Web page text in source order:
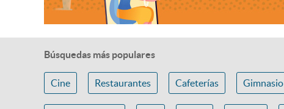
Búsquedas más populares
Cine Restaurantes Cafeterías Gimnasio